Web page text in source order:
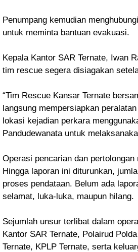
Penumpang kemudian
untuk meminta bantuan evakuasi.
Kepala Kantor SAR Ternate, Iwan
tim rescue segera disiagakan
“Tim Rescue Kansar Ternate
langsung mempersiapkan
lokasi kejadian perkara
Pandudewanata untuk
Operasi pencarian dan pertolongan
Hingga laporan ini diturunkan,
proses pendataan. Belum ada
selamat, luka-luka, maupun hilang.
Sejumlah unsur terlibat dalam
Kantor SAR Ternate, Polairud
Ternate, KPLP Ternate, serta